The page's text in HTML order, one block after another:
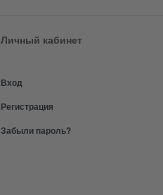
Личный кабинет
Вход
Регистрация
Забыли пароль?